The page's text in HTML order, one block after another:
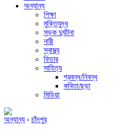
অন্যান্য
শিক্ষা
মুক্তিযুদ্ধ
সড়ক দুর্ঘটনা
নারী
স্বাস্থ্য
ফিচার
সাহিত্য
প্রবন্ধ/নিবন্ধ
কবিতা/ছড়া
মিডিয়া
অন্যান্য › চাঁদপুর